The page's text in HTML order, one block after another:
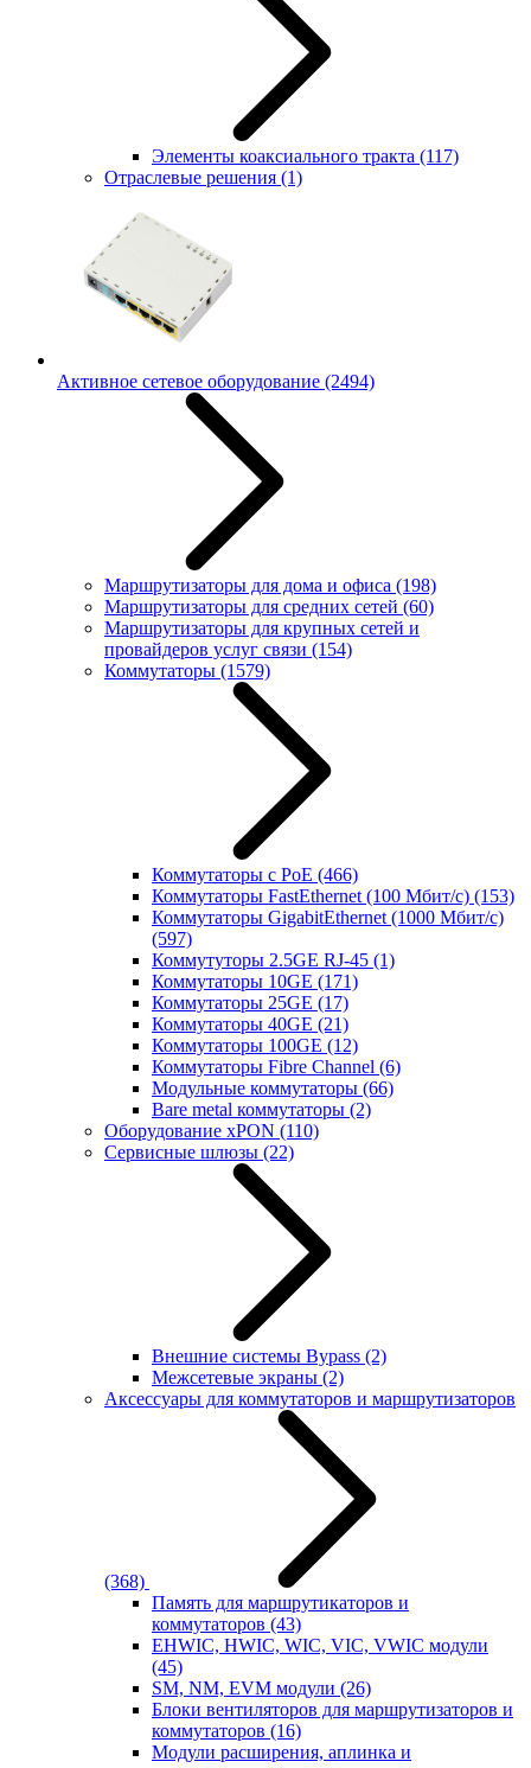
Элементы коаксиального тракта (117)
Отраслевые решения (1)
Активное сетевое оборудование (2494)
Маршрутизаторы для дома и офиса (198)
Маршрутизаторы для средних сетей (60)
Маршрутизаторы для крупных сетей и
провайдеров услуг связи (154)
Коммутаторы (1579)
Коммутаторы с PoE (466)
Коммутаторы FastEthernet (100 Мбит/с) (153)
Коммутаторы GigabitEthernet (1000 Мбит/с)
(597)
Коммутуторы 2.5GE RJ-45 (1)
Коммутаторы 10GE (171)
Коммутаторы 25GE (17)
Коммутаторы 40GE (21)
Коммутаторы 100GE (12)
Коммутаторы Fibre Channel (6)
Модульные коммутаторы (66)
Bare metal коммутаторы (2)
Оборудование xPON (110)
Сервисные шлюзы (22)
Внешние системы Bypass (2)
Межсетевые экраны (2)
Аксессуары для коммутаторов и маршрутизаторов
(368)
Память для маршрутикаторов и
коммутаторов (43)
EHWIC, HWIC, WIC, VIC, VWIC модули
(45)
SM, NM, EVM модули (26)
Блоки вентиляторов для маршрутизаторов и
коммутаторов (16)
Модули расширения, аплинка и